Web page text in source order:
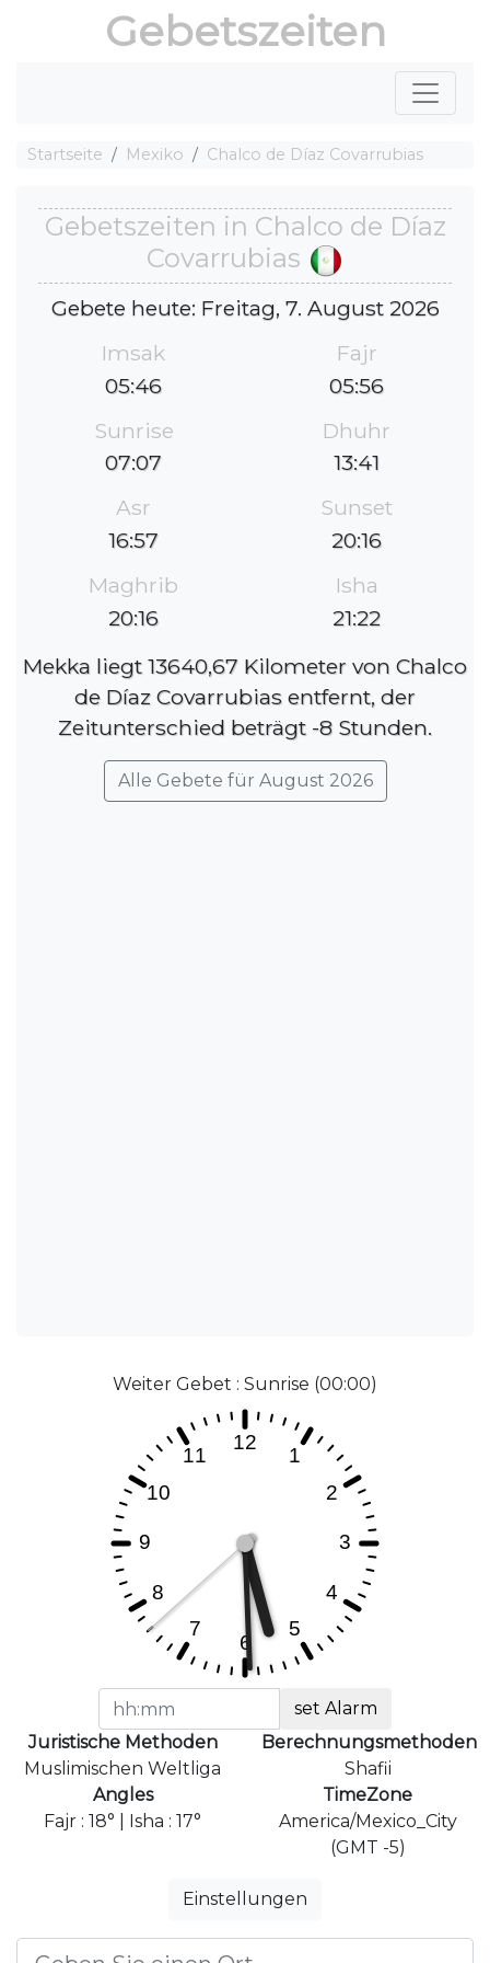
Gebetszeiten
Startseite Mexiko Chalco de Díaz Covarrubias
Gebetszeiten in Chalco de Díaz
Covarrubias
Gebete heute: Freitag, 7. August 2026
Imsak
05:46
Fajr
05:56
Sunrise
07:07
Dhuhr
13:41
Asr
16:57
Sunset
20:16
Maghrib
20:16
Isha
21:22
Mekka liegt 13640,67 Kilometer von Chalco
de Díaz Covarrubias entfernt, der
Zeitunterschied beträgt -8 Stunden.
Alle Gebete für August 2026
Weiter Gebet : Sunrise (00:00)
set Alarm
Juristische Methoden
Muslimischen Weltliga
Berechnungsmethoden
Shafii
Angles
Fajr : 18° | Isha : 17°
TimeZone
America/Mexico_City
(GMT -5)
Einstellungen